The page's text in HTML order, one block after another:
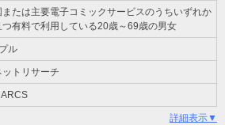
または主要電子コミックサービスのうちいずれか
つ有料で利用している20歳～69歳の男女
ル
トリサーチ
詳細表示▼